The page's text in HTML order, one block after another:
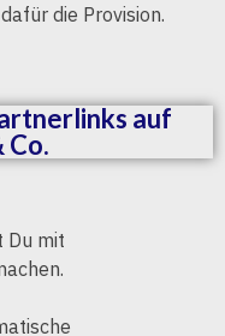
die Provision.
auf
Co.
Du mit